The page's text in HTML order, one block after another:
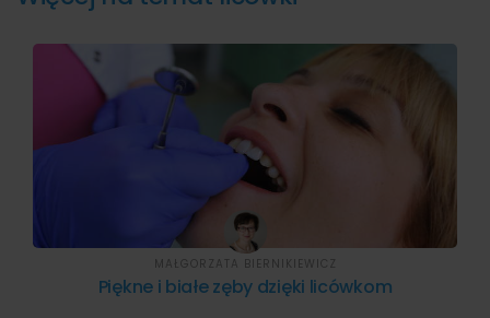
Piękne i białe zęby dzięki licówkom
MAŁGORZATA BIERNIKIEWICZ